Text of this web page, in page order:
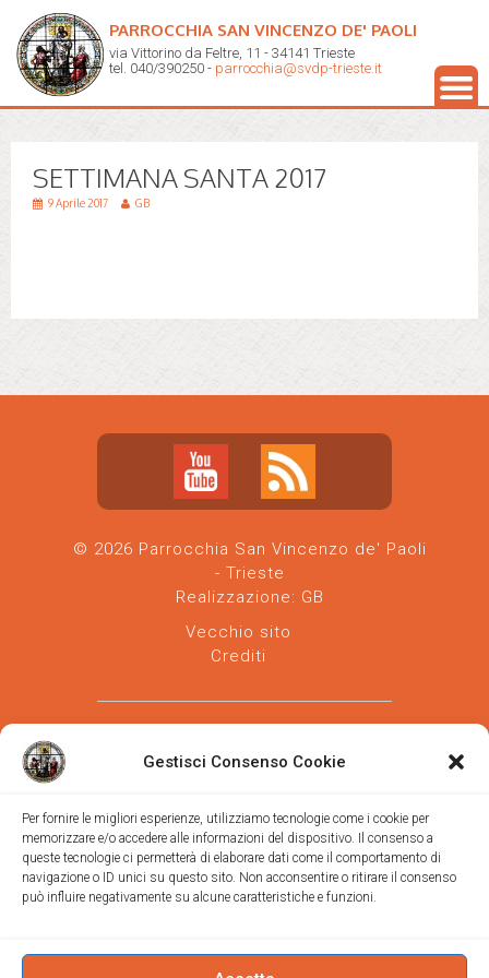
Gestisci Consenso Cookie
Per fornire le migliori esperienze, utilizziamo tecnologie come i cookie per
memorizzare e/o accedere alle informazioni del dispositivo. Il consenso a
queste tecnologie ci permetterà di elaborare dati come il comportamento di
navigazione o ID unici su questo sito. Non acconsentire o ritirare il consenso
può influire negativamente su alcune caratteristiche e funzioni.
PARROCCHIA SAN VINCENZO DE' PAOLI
via Vittorino da Feltre, 11 - 34141 Trieste
tel. 040/390250 - parrocchia@svdp-trieste.it
SETTIMANA SANTA 2017
9 Aprile 2017 GB
© 2026 Parrocchia San Vincenzo de' Paoli
- Trieste
Realizzazione: GB
Vecchio sito
Crediti
Parrocchia san Vincenzo de' Paoli-Diocesi
di Trieste
via Vittorino da Feltre, 11 (chiesa)
Trieste